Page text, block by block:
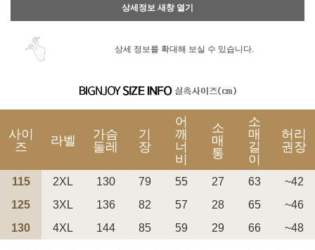
상세정보 새창 열기
상세 정보를 확대해 보실 수 있습니다.
사이
즈
라벨
가슴
둘레
기
장
어
깨
너
비
소
매
통
소
매
길
이
허리
권장
115 2XL 130 79 55 27 63
~42
125
3XL 136 82 57 28 65
~46
130
4XL 144 85 59 29 66 ~48